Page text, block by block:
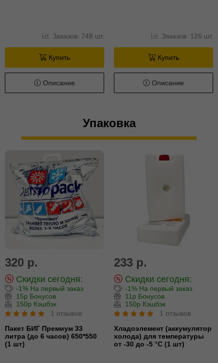
Заказов: 748 шт.
Купить
Описание
Заказов: 126 шт.
Купить
Описание
Упаковка
320 р.
Скидки сегодня:
-1% На первый заказ
15р Бонусов
150р Кэшбэк
1 отзывов
Пакет БИГ Премиум 33
литра (до 6 часов) 650*550
(1 шт)
233 р.
Скидки сегодня:
-1% На первый заказ
11р Бонусов
150р Кэшбэк
1 отзывов
Хладоэлемент (аккумулятор
холода) для температуры
от -30 до -5 °С (1 шт)